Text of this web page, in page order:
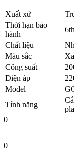
Xuất xứ
Thời hạn bảo
hành
Chất liệu
Màu sắc
Công suất
Điện áp
Model
Tính năng
0
0